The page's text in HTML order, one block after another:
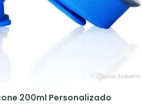
200ml Personalizado